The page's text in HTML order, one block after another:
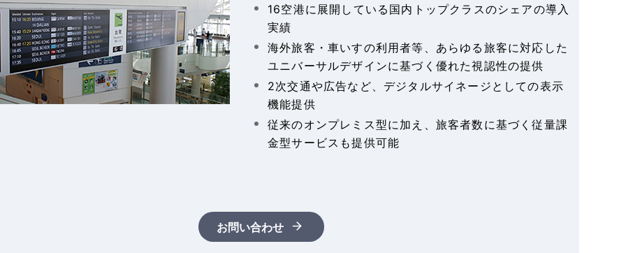
16空港に展開している国内トップクラスのシェアの導入
実績
海外旅客・車いすの利用者等、あらゆる旅客に対応した
ユニバーサルデザインに基づく優れた視認性の提供
2次交通や広告など、デジタルサイネージとしての表示
機能提供
従来のオンプレミス型に加え、旅客者数に基づく従量課
金型サービスも提供可能
お問い合わせ